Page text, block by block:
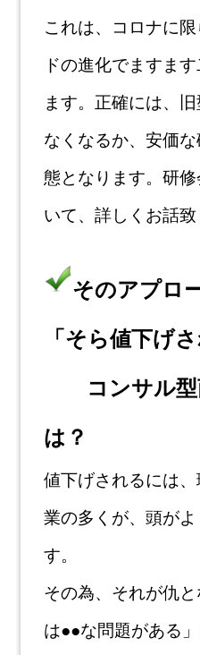
これは、コロナに
ドの進化でますま
ます。正確には、
なくなるか、安価
態とな ります。研
いて、詳しくお話致
そのアプロ
「そら値下げ
コンサル型
は？
値下げされるには
業の多くが、頭が
す。
その為、それが仇
は●●な問題がある